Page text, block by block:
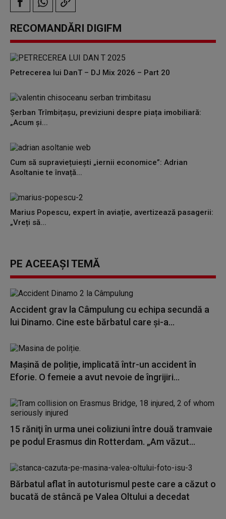
RECOMANDĂRI DIGIFM
Petrecerea lui DanT – DJ Mix 2026 – Part 20
Șerban Trîmbițașu, previziuni despre piața imobiliară:
„Acum și...
Cum să supraviețuiești „iernii economice”: Adrian
Asoltanie te învață...
Marius Popescu, expert în aviație, avertizează pasagerii:
„Vreți să...
PE ACEEAȘI TEMĂ
Accident grav la Câmpulung cu echipa secundă a
lui Dinamo. Cine este bărbatul care și-a...
Mașină de poliție, implicată într-un accident în
Eforie. O femeie a avut nevoie de îngrijiri...
15 răniţi în urma unei coliziuni între două tramvaie
pe podul Erasmus din Rotterdam. „Am văzut...
Bărbatul aflat în autoturismul peste care a căzut o
bucată de stâncă pe Valea Oltului a decedat